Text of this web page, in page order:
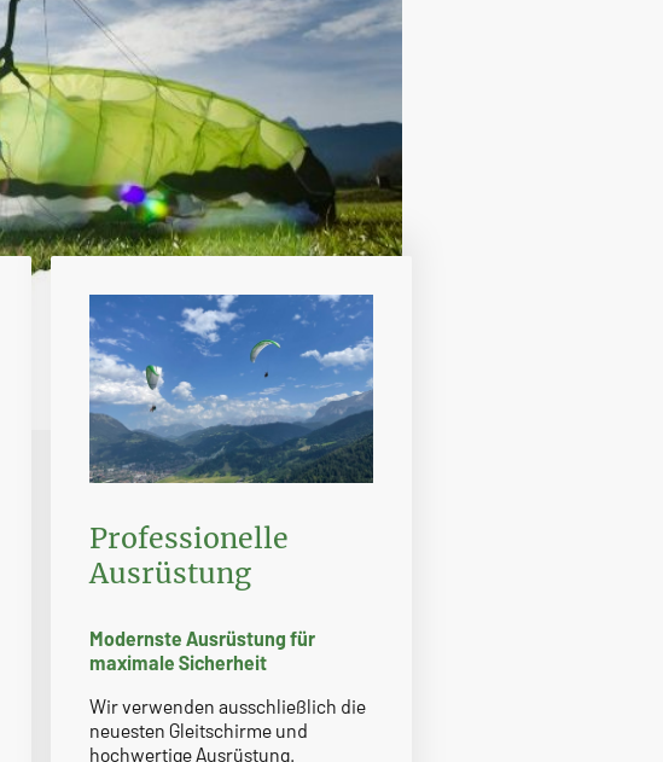
Professionelle
Ausrüstung
Modernste Ausrüstung für
maximale Sicherheit
Wir verwenden ausschließlich die
neuesten Gleitschirme und
hochwertige Ausrüstung.